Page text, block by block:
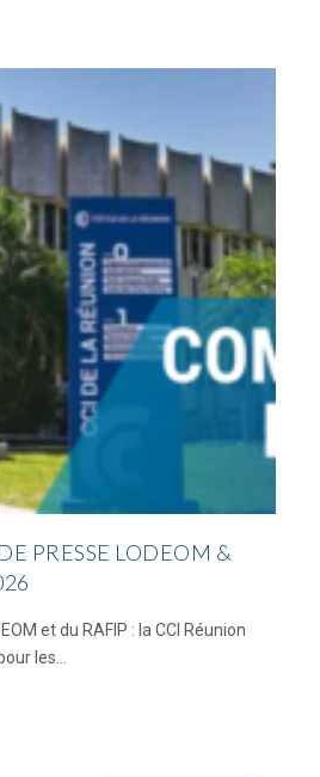
DE PRESSE LODEOM &
et du RAFIP : la CCI Réunion
les...